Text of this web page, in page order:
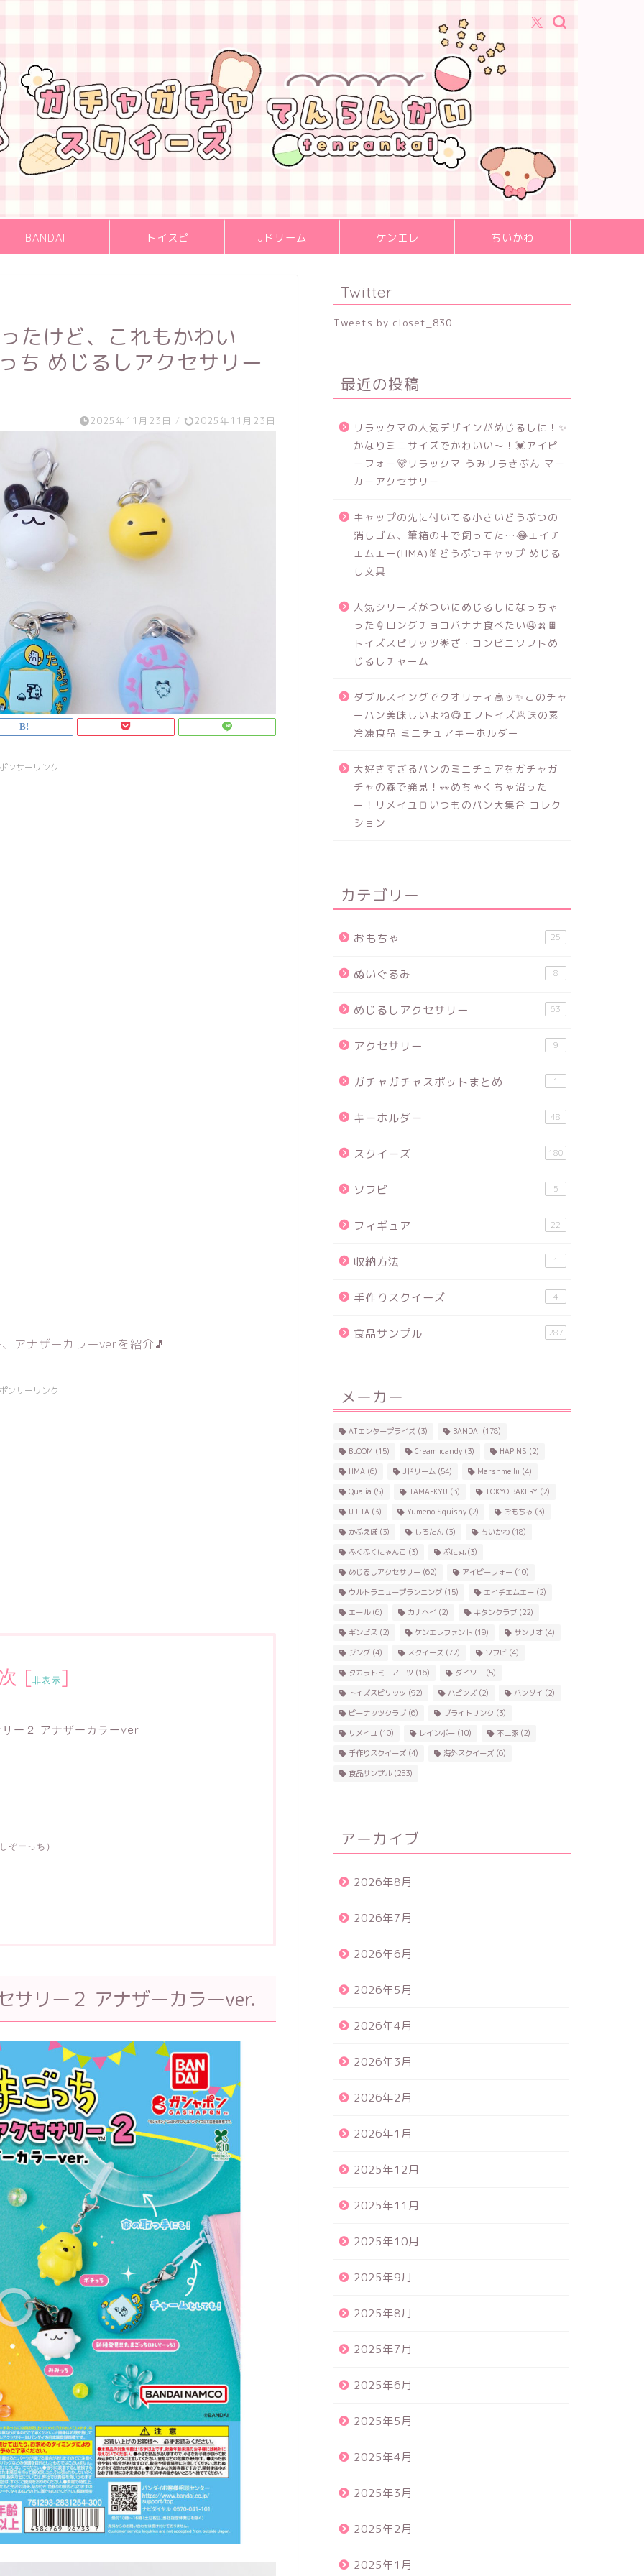
BANDAI トイスピ Jドリーム ケンエレ ちいかわ
たけど、これもかわい
ち めじるしアクセサリー
2025年11月23日 / 2025年11月23日
ンサーリンク
アナザーカラーverを紹介🎵
ンサーリンク
[非表示]
ー２ アナザーカラーver.
ぞーっち）
サリー２ アナザーカラーver.
Twitter
Tweets by closet_830
最近の投稿
リラックマの人気デザインがめじるしに！✨
かなりミニサイズでかわいい～！💓アイピ
ーフォー🐻リラックマ うみリラきぶん マー
カーアクセサリー
キャップの先に付いてる小さいどうぶつの
消しゴム、筆箱の中で飼ってた…😂エイチ
エムエー(HMA)🐰どうぶつキャップ めじる
し文具
人気シリーズがついにめじるしになっちゃ
った🍦ロングチョコバナナ食べたい🤤🍌🍫
トイズスピリッツ🌟ざ・コンビニソフトめ
じるしチャーム
ダブルスイングでクオリティ高ッ✨このチャ
ーハン美味しいよね😋エフトイズ🥟味の素
冷凍食品 ミニチュアキーホルダー
大好きすぎるパンのミニチュアをガチャガ
チャの森で発見！👀めちゃくちゃ沼った
ー！リメイユ🍞いつものパン大集合 コレク
ション
カテゴリー
おもちゃ 25
ぬいぐるみ 8
めじるしアクセサリー 63
アクセサリー 9
ガチャガチャスポットまとめ 1
キーホルダー 48
スクイーズ 180
ソフビ 5
フィギュア 22
収納方法 1
手作りスクイーズ 4
食品サンプル 287
メーカー
ATエンタープライズ(3) BANDAI (178)
BLOOM (15) Creamiicandy(3) HAPiNS (2)
HMA(6) Jドリーム(54) Marshmellii (4)
Qualia (5) TAMA-KYU (3) TOKYO BAKERY(2)
UJITA(3) Yumeno Squishy(2) おもちゃ (3)
かぷえぼ(3) しろたん(3) ちいかわ(18)
ふくふくにゃんこ (3) ぷに丸(3)
めじるしアクセサリー(62) アイピーフォー(10)
ウルトラニュープランニング(15) エイチエムエー(2)
エール(6) カナヘイ (2) キタンクラブ(22)
ギンビス (2) ケンエレファント(19) サンリオ(4)
ジング(4) スクイーズ(72) ソフビ(4)
タカラトミーアーツ (16) ダイソー(5)
トイズスピリッツ (92) ハピンズ(2) バンダイ (2)
ピーナッツクラブ(6) ブライトリンク (3)
リメイユ(10) レインボー(10) 不二家(2)
手作りスクイーズ(4) 海外スクイーズ(6)
食品サンプル(253)
アーカイブ
2026年8月
2026年7月
2026年6月
2026年5月
2026年4月
2026年3月
2026年2月
2026年1月
2025年12月
2025年11月
2025年10月
2025年9月
2025年8月
2025年7月
2025年6月
2025年5月
2025年4月
2025年3月
2025年2月
2025年1月